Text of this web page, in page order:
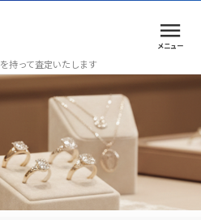
持って査定いたします
メニュー